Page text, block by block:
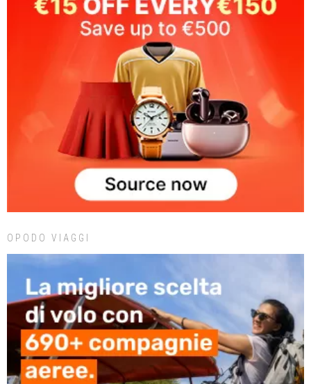
OPODO VIAGGI